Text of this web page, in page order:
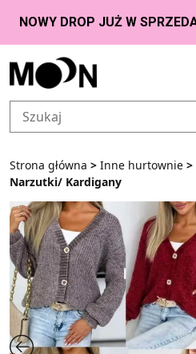
Przejdź do zawartości
Strona główna > Inne hurtownie >
Narzutki/ Kardigany